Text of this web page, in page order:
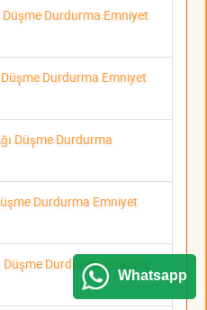
Durdurma Emniyet
Durdurma Emniyet
Düşme Durdurma
Durdurma Emniyet
Durdurma Emniyet
Whatsapp